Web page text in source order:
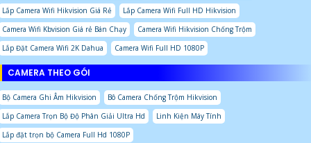
Lắp Camera Wifi Hikvision Giá Rẻ
Lắp Camera Wifi Full HD Hikvision
Camera Wifi Kbvision Giá rẻ Bán Chạy
Camera Wifi Hikvision Chống Trộm
Lắp Đặt Camera Wifi 2K Dahua
Camera Wifi Full HD 1080P
CAMERA THEO GÓI
Bộ Camera Ghi Âm Hikvision
Bô Camera Chống Trộm Hikvision
Lắp Camera Trọn Bộ Độ Phân Giải Ultra Hd
Linh Kiện Máy Tính
Lắp đặt trọn bộ Camera Full Hd 1080P